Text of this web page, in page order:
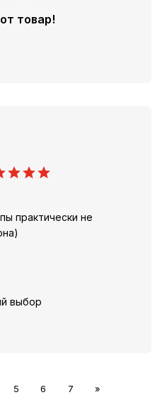
товар!
практически не
выбор
5 6 7 »